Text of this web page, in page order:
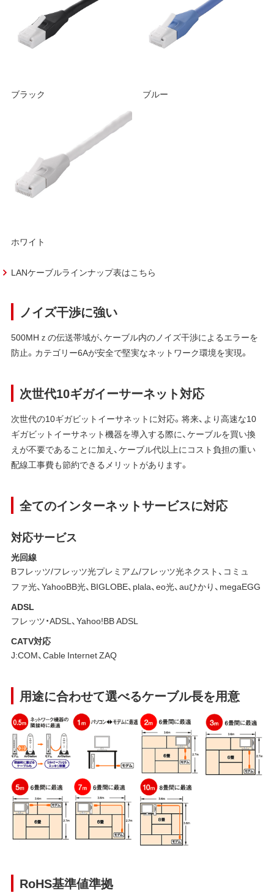
ブラック ブルー
ホワイト
LANケーブルラインナップ表はこちら
ノイズ干渉に強い
500MHｚの伝送帯域が、ケーブル内のノイズ干渉によるエラーを
防止。カテゴリー6Aが安全で堅実なネットワーク環境を実現。
次世代10ギガイーサーネット対応
次世代の10ギガビットイーサネットに対応。将来、より高速な10
ギガビットイーサネット機器を導入する際に、ケーブルを買い換
えが不要であることに加え、ケーブル代以上にコスト負担の重い
配線工事費も節約できるメリットがあります。
全てのインターネットサービスに対応
対応サービス
光回線
Bフレッツ/フレッツ光プレミアム/フレッツ光ネクスト、コミュ
ファ光、YahooBB光、BIGLOBE、plala、eo光、auひかり、megaEGG
ADSL
フレッツ・ADSL、Yahoo!BB ADSL
CATV対応
J:COM、Cable Internet ZAQ
用途に合わせて選べるケーブル長を用意
RoHS基準値準拠